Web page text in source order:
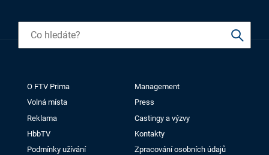
O FTV Prima
Management
Volná místa
Press
Reklama
Castingy a výzvy
HbbTV
Kontakty
Podmínky užívání
Zpracování osobních údajů